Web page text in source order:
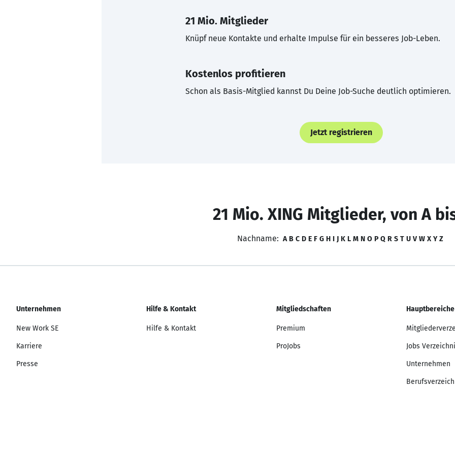
21 Mio. Mitglieder
Knüpf neue Kontakte und erhalte Impulse für ein besseres Job-Leben.
Kostenlos profitieren
Schon als Basis-Mitglied kannst Du Deine Job-Suche deutlich optimieren.
Jetzt registrieren
21 Mio. XING Mitglieder, von A
Nachname: A B C D E F G H I J K L M N O P Q R S T U V W X Y Z
Unternehmen
New Work SE
Karriere
Presse
Hilfe & Kontakt
Hilfe & Kontakt
Mitgliedschaften
Premium
ProJobs
Hauptbereiche
Jobs
Unternehmen